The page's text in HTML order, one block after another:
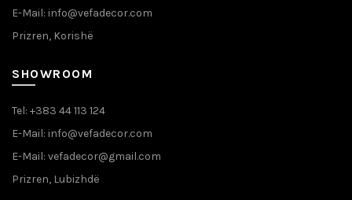
E-Mail: info@vefadecor.com
Prizren, Korishë
SHOWROOM
Tel: +383 44 113 124
E-Mail: info@vefadecor.com
E-Mail: vefadecor@gmail.com
Prizren, Lubizhdë